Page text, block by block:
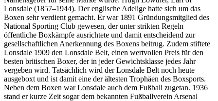
Lonsdale (1857–1944). Der englische Adelige hatte sich um das
Boxen sehr verdient gemacht. Er war 1891 Gründungsmitglied des
National Sporting Club gewesen, der unter strikten Regeln
öffentliche Boxkämpfe ausrichtete und damit entscheidend zur
gesellschaftlichen Anerkennung des Boxens beitrug. Zudem stiftete
Lonsdale 1909 den Lonsdale Belt, einen wertvollen Preis für den
besten britischen Boxer, der in jeder Gewichtsklasse jedes Jahr
vergeben wird. Tatsächlich wird der Lonsdale Belt noch heute
ausgeboxt und ist damit eine der ältesten Trophäen des Boxsports.
Neben dem Boxen war Lonsdale auch dem Fußball zugetan. 1936
stand er kurze Zeit sogar dem bekannten Fußballverein Arsenal